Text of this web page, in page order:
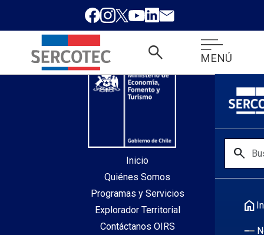
search MENÚ
search
home
desde index.php
Inicio
Quiénes Somos
Programas y Servicios
Explorador Territorial
Contáctanos OIRS